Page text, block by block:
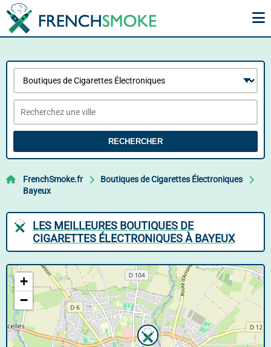
RECHERCHER
FrenchSmoke.fr
Boutiques de Cigarettes Électroniques
Bayeux
LES MEILLEURES BOUTIQUES DE
CIGARETTES ÉLECTRONIQUES À BAYEUX
+
−